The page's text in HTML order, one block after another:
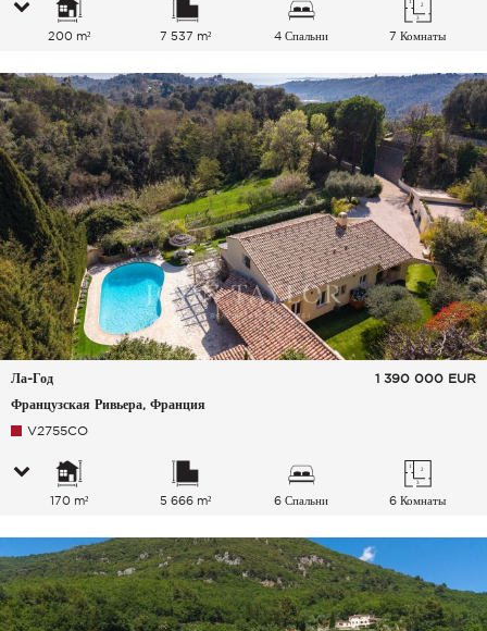
200 m² 7 537 m² 4 Спальни 7 Комнаты
Ла-Год
Французская Ривьера, Франция
1 390 000 EUR
V2755CO
170 m² 5 666 m² 6 Спальни 6 Комнаты